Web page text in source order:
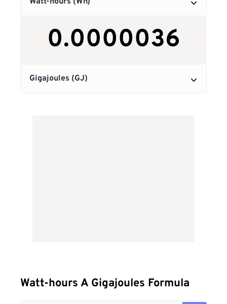
Watt-hours A Gigajoules Formula